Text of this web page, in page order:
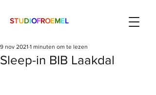
STUDIOFROEMEL
Sleep-in BIB Laakdal
9 nov 2021 1 minuten om te lezen